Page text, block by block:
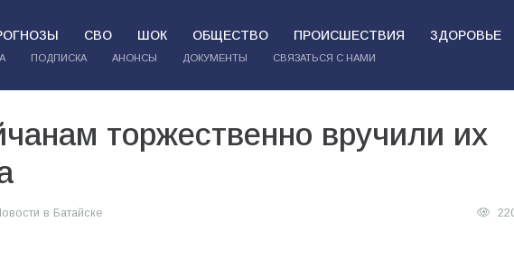
СВО ШОК ОБЩЕСТВО ПРОИСШЕСТВИЯ ЗДОРОВЬЕ
ПОДПИСКА АНОНСЫ ДОКУМЕНТЫ СВЯЗАТЬСЯ С НАМИ
торжественно вручили их
в Батайске